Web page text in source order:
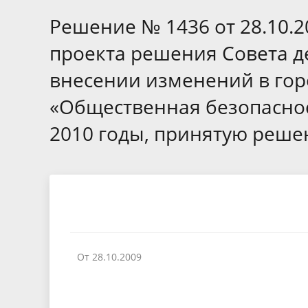
Отчет о работе
муниципальной службы
фактах
Решение № 1436 от
проекта решения Совета
внесении изменений в
«Общественная
2010 годы, принятую
От 28.10.2009